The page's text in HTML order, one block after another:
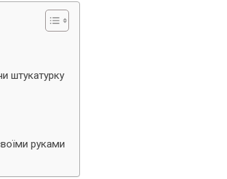
штукатурку
руками